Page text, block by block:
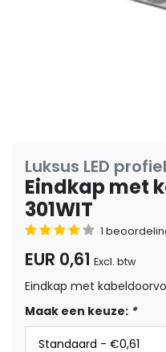
Luksus LED
Eindkap met
301WIT
1
EUR 0,61 Excl. btw
Eindkap met
Maak een keuze: *